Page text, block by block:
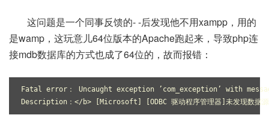
这问题是一个同事反馈的- -后发现他不用xampp，用的
是wamp，这玩意儿64位版本的Apache跑起来，导致php连
接mdb数据库的方式也成了64位的，故而报错：
Fatal error： Uncaught exception ’com_exception’ with
Description：</b> [Microsoft] [ODBC 驱动程序管理器]未发现数据源